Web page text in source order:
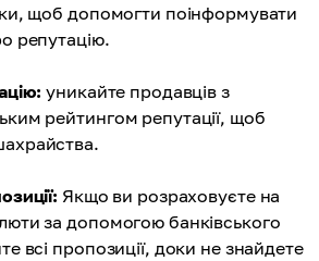
щоб допомогти поінформувати
репутацію.
уникайте продавців з
рейтингом репутації, щоб
Якщо ви розраховуєте на
за допомогою банківського
всі пропозиції, доки не знайдете